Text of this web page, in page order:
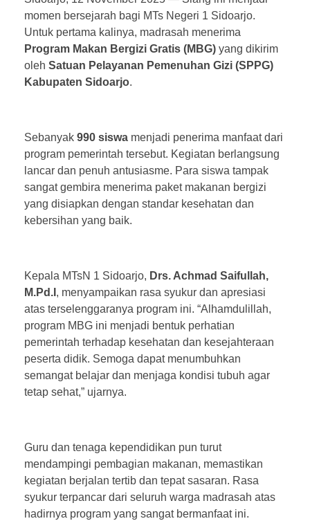
momen bersejarah bagi MTs Negeri 1 Sidoarjo.
Untuk pertama kalinya, madrasah menerima
Program Makan Bergizi Gratis (MBG) yang dikirim
oleh Satuan Pelayanan Pemenuhan Gizi (SPPG)
Kabupaten Sidoarjo.
Sebanyak 990 siswa menjadi penerima manfaat dari
program pemerintah tersebut. Kegiatan berlangsung
lancar dan penuh antusiasme. Para siswa tampak
sangat gembira menerima paket makanan bergizi
yang disiapkan dengan standar kesehatan dan
kebersihan yang baik.
Kepala MTsN 1 Sidoarjo, Drs. Achmad Saifullah,
M.Pd.I , menyampaikan rasa syukur dan apresiasi
atas terselenggaranya program ini. “Alhamdulillah,
program MBG ini menjadi bentuk perhatian
pemerintah terhadap kesehatan dan kesejahteraan
peserta didik. Semoga dapat menumbuhkan
semangat belajar dan menjaga kondisi tubuh agar
tetap sehat,” ujarnya.
Guru dan tenaga kependidikan pun turut
mendampingi pembagian makanan, memastikan
kegiatan berjalan tertib dan tepat sasaran. Rasa
syukur terpancar dari seluruh warga madrasah atas
hadirnya program yang sangat bermanfaat ini.